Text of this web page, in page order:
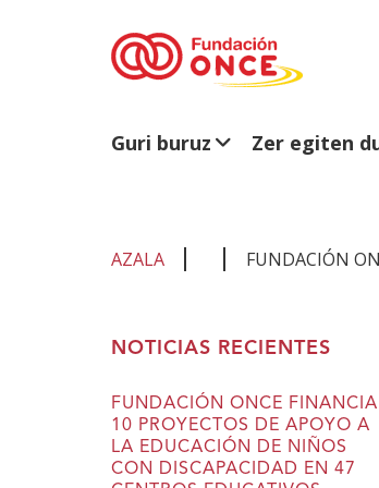
Guri buruz Zer egiten
AZALA FUNDACIÓN
NOTICIAS RECIENTES
FUNDACIÓN ONCE FINANCIA
10 PROYECTOS DE APOYO A
LA EDUCACIÓN DE NIÑOS
CON DISCAPACIDAD EN 47